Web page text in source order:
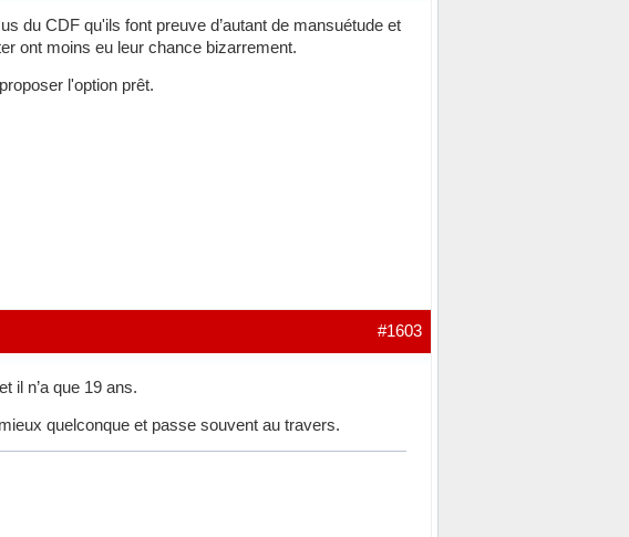
du CDF qu'ils font preuve d’autant de mansuétude et
ont moins eu leur chance bizarrement.
l'option prêt.
#1603
il n’a que 19 ans.
quelconque et passe souvent au travers.